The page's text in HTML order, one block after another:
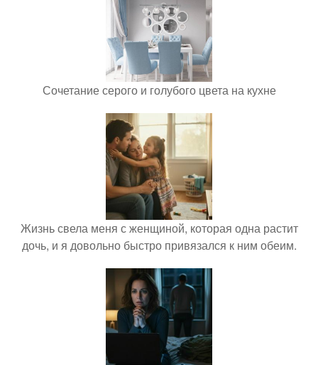
Сочетание серого и голубого цвета на кухне
Жизнь свела меня с женщиной, которая одна растит
дочь, и я довольно быстро привязался к ним обеим.